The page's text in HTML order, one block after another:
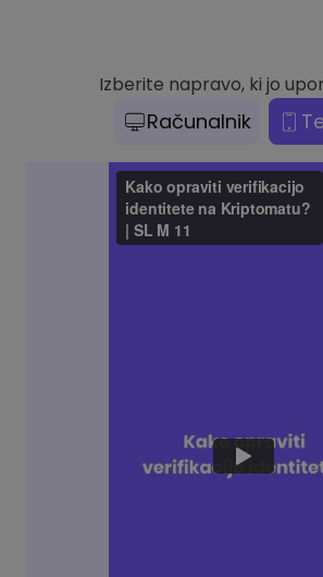
Izberite napravo, ki jo
Računalnik